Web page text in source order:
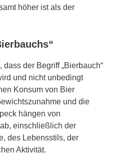
höher ist als der
der Begriff „Bierbauch“
und nicht unbedingt
Konsum von Bier
und die
hängen von
einschließlich der
des Lebensstils, der
Aktivität.